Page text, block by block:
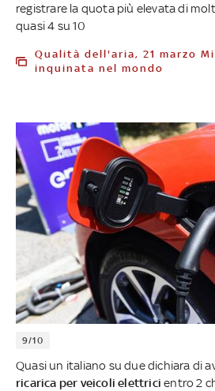
registrare la quota più elevata di
quasi 4 su 10
Qualità dell'aria, 21 marzo Milano terza città più
inquinata nel mondo
9/10
Quasi un italiano su due dichiara di
ricarica per veicoli elettrici entro 2